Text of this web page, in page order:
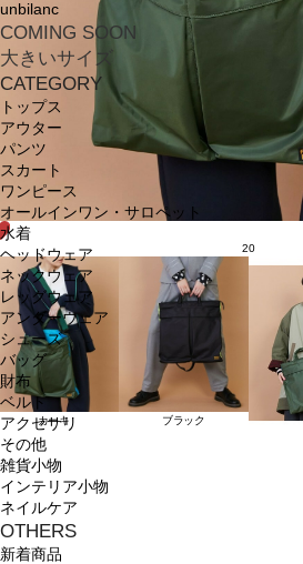
unbilanc
COMING SOON
大きいサイズ
CATEGORY
トップス
アウター
パンツ
スカート
ワンピース
オールインワン・サロペット
水着
ヘッドウェア
ネックウェア
レッグウェア
アンダーウェア
シューズ
バッグ
財布
ベルト
アクセサリ
その他
雑貨小物
インテリア小物
ネイルケア
OTHERS
新着商品
20
カーキ ブラック